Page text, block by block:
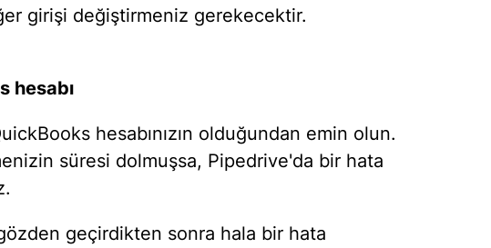
girişi değiştirmeniz gerekecektir.
hesabı
hesabınızın olduğundan emin olun.
süresi dolmuşsa, Pipedrive'da bir hata
geçirdikten sonra hala bir hata